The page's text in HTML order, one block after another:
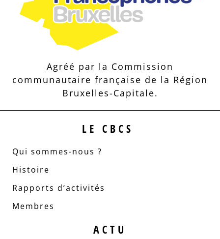
Agréé par la Commission
communautaire française de la Région
Bruxelles-Capitale.
LE CBCS
Qui sommes-nous ?
Histoire
Rapports d’activités
Membres
ACTU